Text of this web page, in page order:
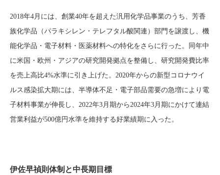
2018年4月には、創業40年を超えた汎用化学品事業のうち、芳香
族化学品（パラキシレン・テレフタル酸関連）部門を譲渡し、機
能化学品・電子材料・医薬材料への特化をさらに行った。同年中
に米国・欧州・アジアの研究開発拠点を整備し、研究開発費比率
を売上高比4%水準に引き上げた。2020年からの新型コロナウイ
ルス感染拡大期には、半導体不足・電子部品需要の急増により電
子材料事業が伸長し、2022年3月期から2024年3月期にかけて連結
営業利益が500億円水準を維持する好業績期に入った。
伊佐早禎則体制と中長期目標